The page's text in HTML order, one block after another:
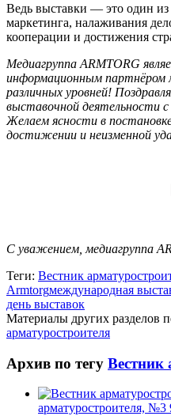
Ведь выставки — это один
маркетинга, налаживания
кооперации и достижения
Медиагруппа ARMTORG
информационным
различных уровней!
выставочной деятельности
Желаем ясности в
достижении и неизменной
С уважением, медиагруппа
Теги: Вестник
Armtorgмеждународная
день выставок
Материалы других разделов
арматуростроителя
Архив по тегу Вестник
арматуростроителя, №3